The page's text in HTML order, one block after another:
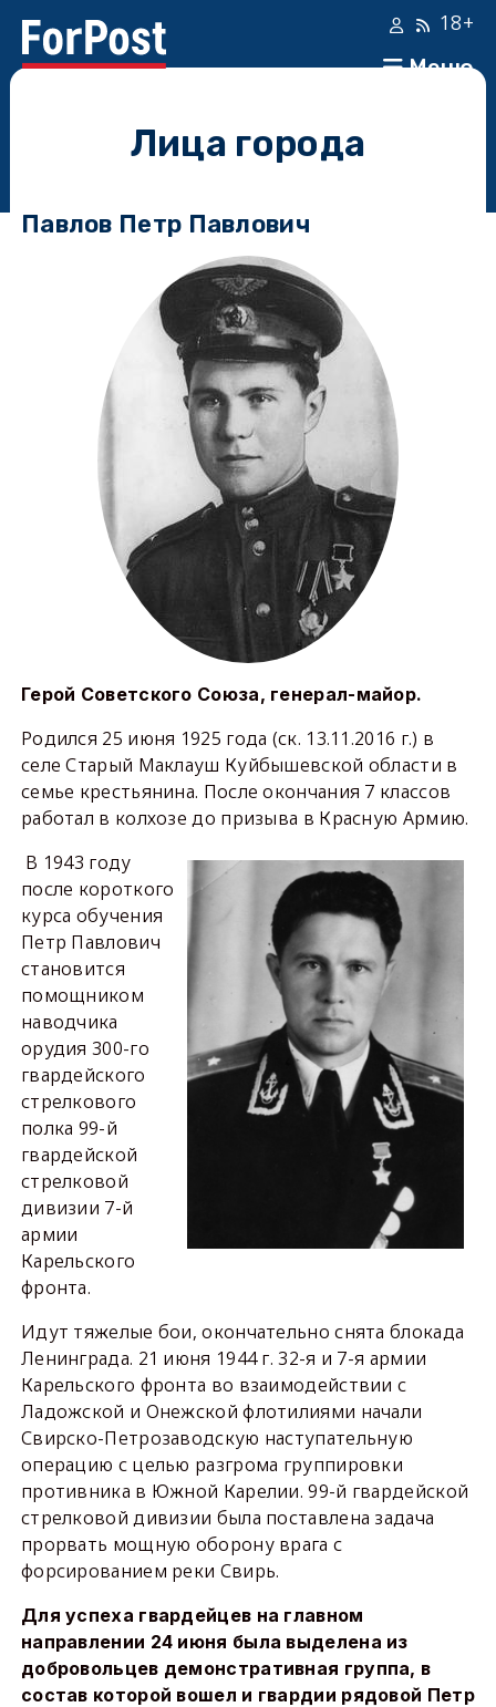
Меню
18+
Лица города
Павлов Петр Павлович
Герой Советского Союза, генерал-майор.
Родился 25 июня 1925 года (ск. 13.11.2016 г.) в
селе Старый Маклауш Куйбышевской области в
семье крестьянина. После окончания 7 классов
работал в колхозе до призыва в Красную Армию.
В 1943 году
после короткого
курса обучения
Петр Павлович
становится
помощником
наводчика
орудия 300-го
гвардейского
стрелкового
полка 99-й
гвардейской
стрелковой
дивизии 7-й
армии
Карельского
фронта.
Идут тяжелые бои, окончательно снята блокада
Ленинграда. 21 июня 1944 г. 32-я и 7-я армии
Карельского фронта во взаимодействии с
Ладожской и Онежской флотилиями начали
Свирско-Петрозаводскую наступательную
операцию с целью разгрома группировки
противника в Южной Карелии. 99-й гвардейской
стрелковой дивизии была поставлена задача
прорвать мощную оборону врага с
форсированием реки Свирь.
Для успеха гвардейцев на главном
направлении 24 июня была выделена из
добровольцев демонстративная группа, в
состав которой вошел и гвардии рядовой Петр